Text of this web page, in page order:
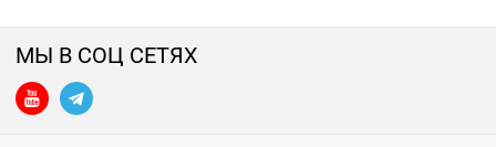
МЫ В СОЦ СЕТЯХ